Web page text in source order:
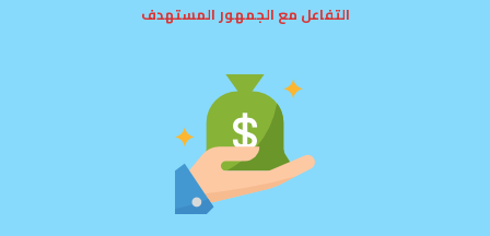
التفاعل مع الجمهور المستهدف